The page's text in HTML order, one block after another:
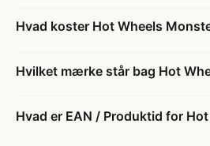
Hvad koster Hot Wheels
Hvilket mærke står bag Hot
Hvad er EAN / Produktid for